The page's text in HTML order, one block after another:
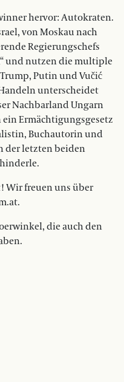
hervor: Autokraten.
von Moskau nach
Regierungschefs
und nutzen die multiple
Putin und Vučić
unterscheidet
Nachbarland Ungarn
Ermächtigungsgesetz
Buchautorin und
der letzten beiden
Wir freuen uns über
die auch den